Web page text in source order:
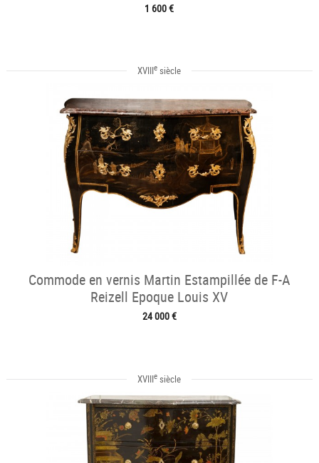
1 600 €
XVIIIe siècle
Commode en vernis Martin Estampillée de F-A
Reizell Epoque Louis XV
24 000 €
XVIIIe siècle